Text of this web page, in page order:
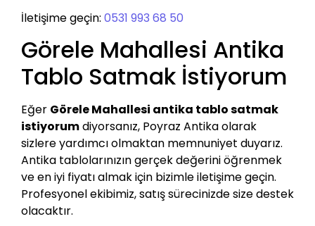
İletişime geçin: 0531 993 68 50
Görele Mahallesi Antika
Tablo Satmak İstiyorum
Eğer Görele Mahallesi antika tablo satmak
istiyorumdiyorsanız, Poyraz Antika olarak
sizlere yardımcı olmaktan memnuniyet duyarız.
Antika tablolarınızın gerçek değerini öğrenmek
ve en iyi fiyatı almak için bizimle iletişime geçin.
Profesyonel ekibimiz, satış sürecinizde size destek
olacaktır.